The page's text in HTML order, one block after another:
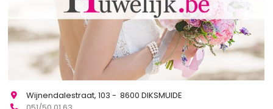
Wijnendalestraat, 103 - 8600 DIKSMUIDE